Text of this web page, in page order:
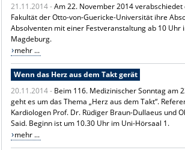
21.11.2014 -Am 22. November 2014 verabschiedet
Fakultät der Otto-von-Guericke-Universität ihre
Absolventen mit einer Festveranstaltung ab 10 Uhr
Magdeburg.
mehr ...
Wenn das Herz aus dem Takt gerät
20.11.2014 - Beim 116. Medizinischer Sonntag am
geht es um das Thema „Herz aus dem Takt“.
Kardiologen Prof. Dr. Rüdiger Braun-Dullaeus und
Said. Beginn ist um 10.30 Uhr im Uni-Hörsaal 1.
mehr ...